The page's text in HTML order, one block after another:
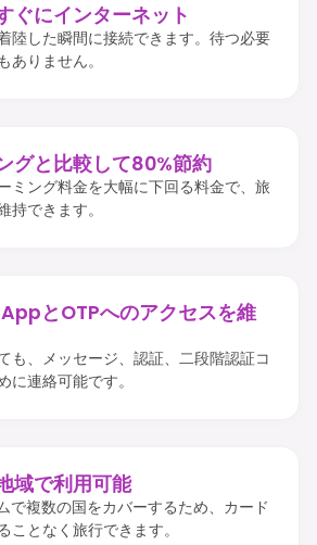
ぐにインターネット
陸した瞬間に接続できます。待つ必要
ありません。
グと比較して80%節約
ミング料金を大幅に下回る料金で、旅
持できます。
とOTPへのアクセスを維
も、メッセージ、認証、二段階認証コ
に連絡可能です。
域で利用可能
で複数の国をカバーするため、カード
ことなく旅行できます。